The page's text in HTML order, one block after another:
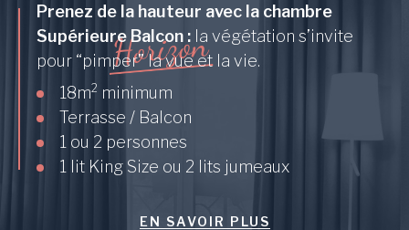
Horizon
Prenez de la hauteur avec la chambre
Supérieure Balcon : la végétation s’invite
pour “pimper” la vue et la vie.
18m2 minimum
Terrasse / Balcon
1 ou 2 personnes
1 lit King Size ou 2 lits jumeaux
EN SAVOIR PLUS